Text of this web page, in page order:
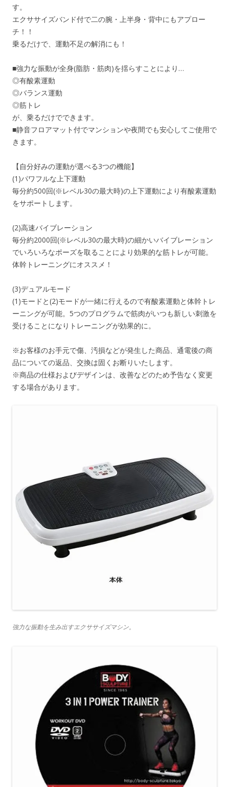
す。
エクササイズバンド付で二の腕・上半身・背中にもアプロー
チ！！
乗るだけで、運動不足の解消にも！
■強力な振動が全身(脂肪・筋肉)を揺らすことにより…
◎有酸素運動
◎バランス運動
◎筋トレ
が、乗るだけでできます。
■静音フロアマット付でマンションや夜間でも安心してご使用で
きます。
【自分好みの運動が選べる3つの機能】
(1)パワフルな上下運動
毎分約500回(※レベル30の最大時)の上下運動により有酸素運動
をサポートします。
(2)高速バイブレーション
毎分約2000回(※レベル30の最大時)の細かいバイブレーション
でいろいろなポーズを取ることにより効果的な筋トレが可能。
体幹トレーニングにオススメ！
(3)デュアルモード
(1)モードと(2)モードが一緒に行えるので有酸素運動と体幹トレ
ーニングが可能。5つのプログラムで筋肉がいつも新しい刺激を
受けることになりトレーニングが効果的に。
※お客様のお手元で傷、汚損などが発生した商品、通電後の商
品についての返品、交換は固くお断りいたします。
※商品の仕様およびデザインは、改善などのため予告なく変更
する場合があります。
強力な振動を生み出すエクササイズマシン。